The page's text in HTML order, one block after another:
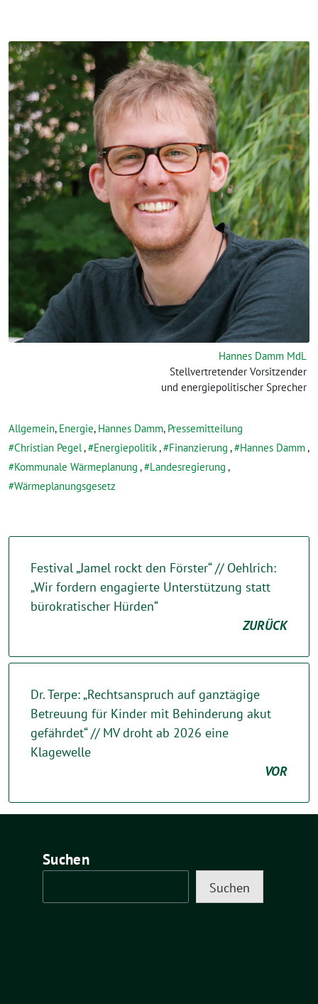
Hannes Damm MdL
Stellvertretender Vorsitzender
und energiepolitischer Sprecher
Allgemein, Energie, Hannes Damm, Pressemitteilung
Christian Pegel , Energiepolitik, Finanzierung , Hannes Damm,
Kommunale Wärmeplanung , Landesregierung ,
Wärmeplanungsgesetz
Festival „Jamel rockt den Förster“ // Oehlrich:
„Wir fordern engagierte Unterstützung statt
bürokratischer Hürden“
ZURÜCK
Dr. Terpe: „Rechtsanspruch auf ganztägige
Betreuung für Kinder mit Behinderung akut
gefährdet“ // MV droht ab 2026 eine
Klagewelle
VOR
Suchen
Suchen